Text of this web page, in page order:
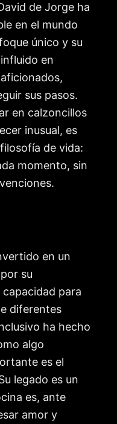
de Jorge ha
en el mundo
único y su
en
sus pasos.
en calzoncillos
inusual, es
de vida:
momento, sin
en un
su
para
diferentes
ha hecho
algo
es el
legado es un
es, ante
amor y